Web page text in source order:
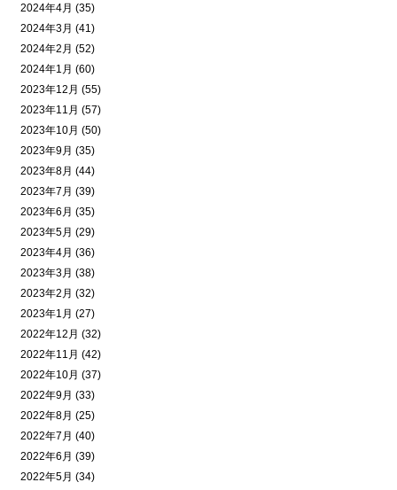
2024年4月 (35)
2024年3月 (41)
2024年2月 (52)
2024年1月 (60)
2023年12月 (55)
2023年11月 (57)
2023年10月 (50)
2023年9月 (35)
2023年8月 (44)
2023年7月 (39)
2023年6月 (35)
2023年5月 (29)
2023年4月 (36)
2023年3月 (38)
2023年2月 (32)
2023年1月 (27)
2022年12月 (32)
2022年11月 (42)
2022年10月 (37)
2022年9月 (33)
2022年8月 (25)
2022年7月 (40)
2022年6月 (39)
2022年5月 (34)